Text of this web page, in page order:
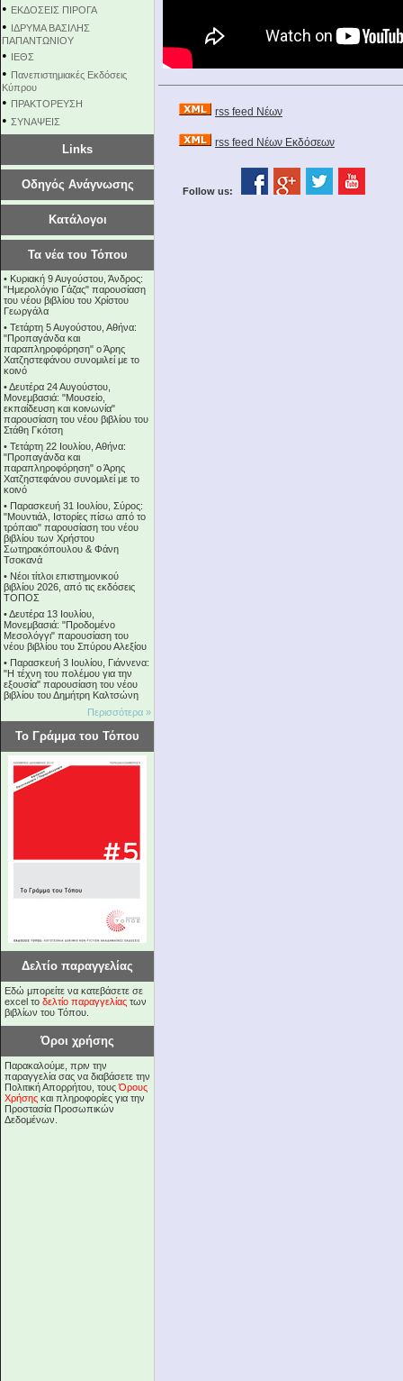
• ΕΚΔΟΣΕΙΣ ΠΙΡΟΓΑ
• ΙΔΡΥΜΑ ΒΑΣΙΛΗΣ
ΠΑΠΑΝΤΩΝΙΟΥ
• ΙΕΘΣ
• Πανεπιστημιακές Εκδόσεις
Κύπρου
• ΠΡΑΚΤΟΡΕΥΣΗ
• ΣΥΝΑΨΕΙΣ
Links
Οδηγός Ανάγνωσης
Κατάλογοι
Τα νέα του Τόπου
• Κυριακή 9 Αυγούστου, Άνδρος:
"Ημερολόγιο Γάζας" παρουσίαση
του νέου βιβλίου του Χρίστου
Γεωργάλα
• Τετάρτη 5 Αυγούστου, Αθήνα:
"Προπαγάνδα και
παραπληροφόρηση" ο Άρης
Χατζηστεφάνου συνομιλεί με το
κοινό
•Δευτέρα 24 Αυγούστου,
Μονεμβασιά: "Μουσείο,
εκπαίδευση και κοινωνία"
παρουσίαση του νέου βιβλίου του
Στάθη Γκότση
• Τετάρτη 22 Ιουλίου, Αθήνα:
"Προπαγάνδα και
παραπληροφόρηση" ο Άρης
Χατζηστεφάνου συνομιλεί με το
κοινό
• Παρασκευή 31 Ιουλίου, Σύρος:
"Μουντιάλ, Ιστορίες πίσω από το
τρόπαιο" παρουσίαση του νέου
βιβλίου των Χρήστου
Σωτηρακόπουλου & Φάνη
Τσοκανά
• Νέοι τίτλοι επιστημονικού
βιβλίου 2026, από τις εκδόσεις
ΤΟΠΟΣ
•Δευτέρα 13 Ιουλίου,
Μονεμβασιά: "Προδομένο
Μεσολόγγι" παρουσίαση του
νέου βιβλίου του Σπύρου Αλεξίου
• Παρασκευή 3 Ιουλίου, Γιάννενα:
"Η τέχνη του πολέμου για την
εξουσία" παρουσίαση του νέου
βιβλίου του Δημήτρη Καλτσώνη
Περισσότερα »
Το Γράμμα του Τόπου
Δελτίο παραγγελίας
Εδώ μπορείτε να κατεβάσετε σε
excel το δελτίο παραγγελίας των
βιβλίων του Τόπου.
Όροι χρήσης
Παρακαλούμε, πριν την
παραγγελία σας να διαβάσετε την
Πολιτική Απορρήτου, τουςΌρους
Χρήσης και πληροφορίες για την
Προστασία Προσωπικών
Δεδομένων.
rss feed Νέων
rss feed Νέων Εκδόσεων
Follow us: